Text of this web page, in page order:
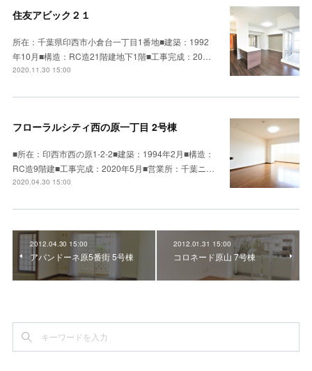
住友アビック２１
所在：千葉県印西市小倉台一丁目1番地■建築：1992
年10月■構造：RC造21階建地下1階■工事完成：20…
2020.11.30 15:00
フローラルシティ西の原一丁目 2号棟
■所在：印西市西の原1-2-2■建築：1994年2月■構造：
RC造9階建■工事完成：2020年5月■営業所：千葉ニ…
2020.04.30 15:00
2012.04.30 15:00
アバンドーネ原5番街 5号棟
2012.01.31 15:00
コロネード原山 7号棟